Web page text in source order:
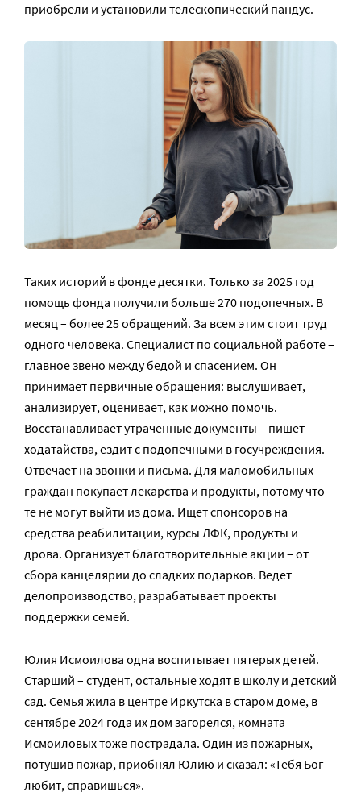
приобрели и установили телескопический пандус.
Таких историй в фонде десятки. Только за 2025 год
помощь фонда получили больше 270 подопечных. В
месяц – более 25 обращений. За всем этим стоит труд
одного человека. Специалист по социальной работе –
главное звено между бедой и спасением. Он
принимает первичные обращения: выслушивает,
анализирует, оценивает, как можно помочь.
Восстанавливает утраченные документы – пишет
ходатайства, ездит с подопечными в госучреждения.
Отвечает на звонки и письма. Для маломобильных
граждан покупает лекарства и продукты, потому что
те не могут выйти из дома. Ищет спонсоров на
средства реабилитации, курсы ЛФК, продукты и
дрова. Организует благотворительные акции – от
сбора канцелярии до сладких подарков. Ведет
делопроизводство, разрабатывает проекты
поддержки семей.
Юлия Исмоилова одна воспитывает пятерых детей.
Старший – студент, остальные ходят в школу и детский
сад. Семья жила в центре Иркутска в старом доме, в
сентябре 2024 года их дом загорелся, комната
Исмоиловых тоже пострадала. Один из пожарных,
потушив пожар, приобнял Юлию и сказал: «Тебя Бог
любит, справишься».